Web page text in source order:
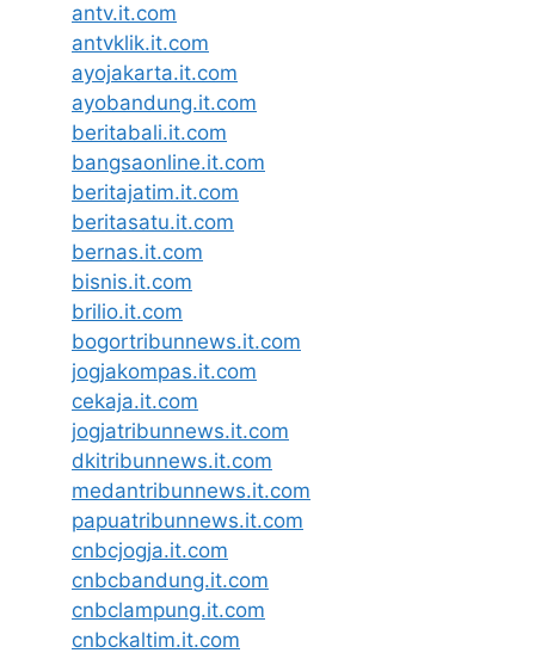
antv.it.com
antvklik.it.com
ayojakarta.it.com
ayobandung.it.com
beritabali.it.com
bangsaonline.it.com
beritajatim.it.com
beritasatu.it.com
bernas.it.com
bisnis.it.com
brilio.it.com
bogortribunnews.it.com
jogjakompas.it.com
cekaja.it.com
jogjatribunnews.it.com
dkitribunnews.it.com
medantribunnews.it.com
papuatribunnews.it.com
cnbcjogja.it.com
cnbcbandung.it.com
cnbclampung.it.com
cnbckaltim.it.com